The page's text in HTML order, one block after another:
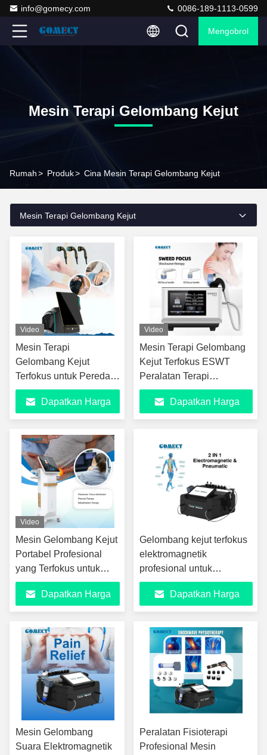
info@gomecy.com 0086-189-1113-0599
Mengobrol
Mesin Terapi Gelombang Kejut
Rumah> Produk> Cina Mesin Terapi Gelombang Kejut
Mesin Terapi Gelombang Kejut
Video
Mesin Terapi
Gelombang Kejut
Terfokus untuk Pereda
Nyeri Jaringan Dalam
Perangkat Fisioterapi
ESWT Elektromagnetik
dengan Layar 15,6 Inci
Dapatkan Harga
Video
Mesin Terapi Gelombang
Kejut Terfokus ESWT
Peralatan Terapi
Gelombang Kejut Untuk
Terapi FisikDapatkan Harga
Video
Mesin Gelombang Kejut
Portabel Profesional
yang Terfokus untuk
Rehabilitasi Atlet dan
Pemulihan Cedera Otot
Dapatkan Harga
Gelombang kejut terfokus
elektromagnetik
profesional untuk
meringankan rasa sakit
dan regenerasi jaringan
untuk hewan
Dapatkan Harga
Mesin Gelombang
Suara Elektromagnetik
Peralatan Fisioterapi
Profesional Mesin